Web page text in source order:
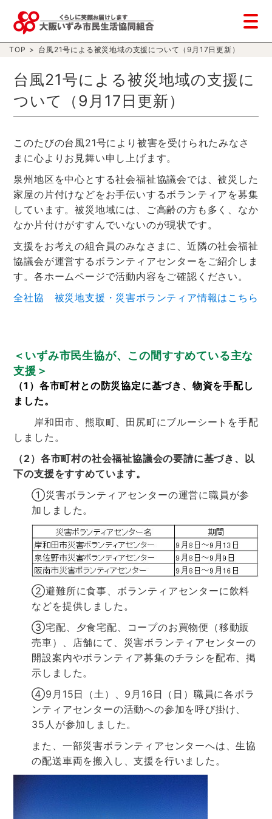
TOP > 台風21号による被災地域の支援について（9月17日更新）
台風21号による被災地域の支援に
ついて（9月17日更新）
このたびの台風21号により被害を受けられたみなさ
まに心よりお見舞い申し上げます。
泉州地区を中心とする社会福祉協議会では、被災した
家屋の片付けなどをお手伝いするボランティアを募集
しています。被災地域には、ご高齢の方も多く、なか
なか片付けがすすんでいないのが現状です。
支援をお考えの組合員のみなさまに、近隣の社会福祉
協議会が運営するボランティアセンターをご紹介しま
す。各ホームページで活動内容をご確認ください。
全社協 被災地支援・災害ボランティア情報はこちら
＜いずみ市民生協が、この間すすめている主な
支援＞
（1）各市町村との防災協定に基づき、物資を手配し
ました。
岸和田市、熊取町、田尻町にブルーシートを手配
しました。
（2）各市町村の社会福祉協議会の要請に基づき、以
下の支援をすすめています。
①災害ボランティアセンターの運営に職員が参
加しました。
②避難所に食事、ボランティアセンターに飲料
などを提供しました。
③宅配、夕食宅配、コープのお買物便（移動販
売車）、店舗にて、災害ボランティアセンターの
開設案内やボランティア募集のチラシを配布、掲
示しました。
④9月15日（土）、9月16日（日）職員に各ボラ
ンティアセンターの活動への参加を呼び掛け、
35人が参加しました。
また、一部災害ボランティアセンターへは、生協
の配送車両を搬入し、支援を行いました。